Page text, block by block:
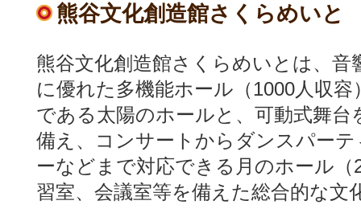
熊谷文化創造館さくらめいと
熊谷文化創造館さくらめいとは、音
に優れた多機能ホール（1000人収容
である太陽のホールと、可動式舞台
備え、コンサートからダンスパーテ
ーなどまで対応できる月のホール（
習室、会議室等を備えた総合的な文